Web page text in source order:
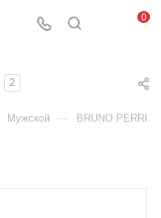
0
2
Мужской — BRUNO PERRI